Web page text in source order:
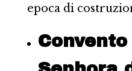
epoca di